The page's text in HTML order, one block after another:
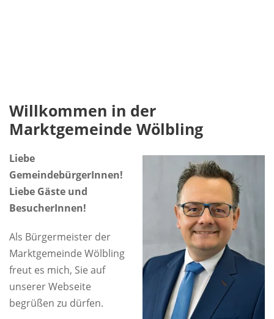
Willkommen in der
Marktgemeinde Wölbling
Liebe
GemeindebürgerInnen!
Liebe Gäste und
BesucherInnen!
Als Bürgermeister der
Marktgemeinde Wölbling
freut es mich, Sie auf
unserer Webseite
begrüßen zu dürfen.